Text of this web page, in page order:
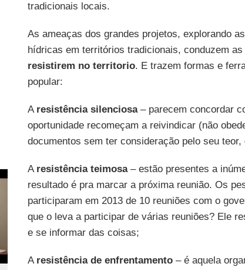
tradicionais locais.
As ameaças dos grandes projetos, explorando
hídricas em territórios tradicionais, conduzem
resistirem no territorio. E trazem formas e
popular:
A resistência silenciosa– parecem concordar
oportunidade recomeçam a reivindicar (não
documentos sem ter consideração pelo seu teor,
A resistência teimosa– estão presentes a
resultado é pra marcar a próxima reunião. Os
participaram em 2013 de 10 reuniões com o
que o leva a participar de várias reuniões? Ele
e se informar das coisas;
A resistência de enfrentamento– é aquela